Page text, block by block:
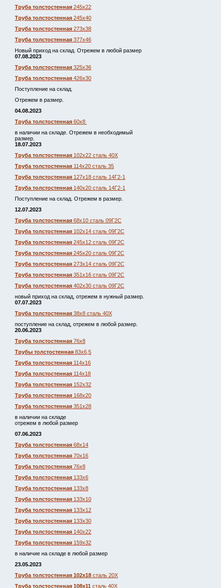
Труба толстостенная 245х22
Труба толстостенная 245х40
Труба толстостенная 273х38
Труба толстостенная 377х46
Новый приход на склад. Отрежем в любой размер
07.08.2023
Труба толстостенная 325х36
Труба толстостенная 426х30
Поступление на склад.
Отрежем в размер.
04.08.2023
Труба толстостенная 60х8
в наличии на складе. Отрежем в необходимый
размер.
18.07.2023
Труба толстостенная 102х22 сталь 40Х
Труба толстостенная 114х20 сталь 35
Труба толстостенная 127х18 сталь 14Г2-1
Труба толстостенная 140х20 сталь 14Г2-1
Поступление на склад. Отрежем в размер.
12.07.2023
Труба толстостенная 68х10 сталь 09Г2С
Труба толстостенная 102х14 сталь 09Г2С
Труба толстостенная 245х12 сталь 09Г2С
Труба толстостенная 245х20 сталь 09Г2С
Труба толстостенная 273х14 сталь 09Г2С
Труба толстостенная 351х16 сталь 09Г2С
Труба толстостенная 402х30 сталь 09Г2С
новый приход на склад, отрежем в нужный размер.
07.07.2023
Труба толстостенная 38х8 сталь 40Х
поступление на склад, отрежем в любой размер.
20.06.2023
Труба толстостенная 76х8
Трубы толстостенная 83х6,5
Труба толстостенная 114х16
Труба толстостенная 114х18
Труба толстостенная 152х32
Труба толстостенная 168х20
Труба толстостенная 351х28
в наличии на складе
отрежем в любой размер
07.06.2023
Труба толстостенная 68х14
Труба толстостенная 70х16
Труба толстостенная 76х8
Труба толстостенная 133х6
Труба толстостенная 133х8
Труба толстостенная 133х10
Труба толстостенная 133х12
Труба толстостенная 133х30
Труба толстостенная 140х22
Труба толстостенная 159х32
в наличие на складе в любой размер
23.05.2023
Труба толстостенная 102х18 сталь 20Х
Труба толстостенная 108х11 сталь 40Х